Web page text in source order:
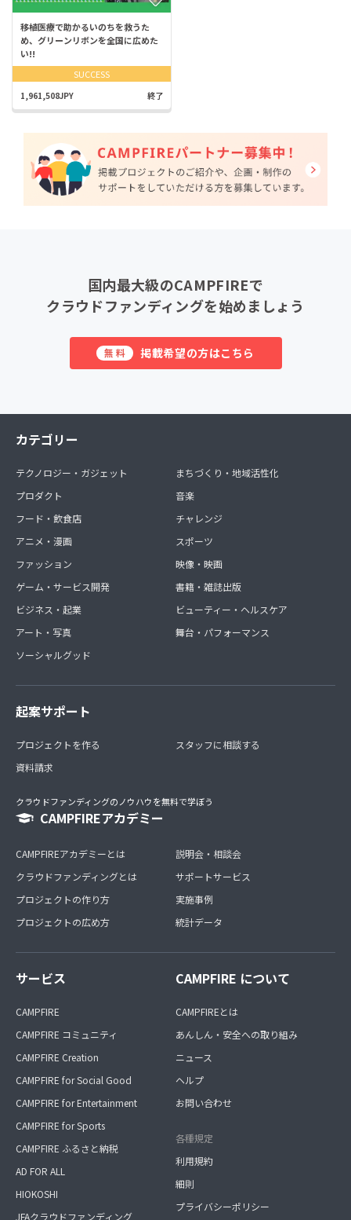
移植医療で助かるいのちを救うた
め、グリーンリボンを全国に広めた
い!!
SUCCESS
1,961,508JPY 終了
国内最大級のCAMPFIREで
クラウドファンディングを始めましょう
無料 掲載希望の方はこちら
カテゴリー
テクノロジー・ガジェット
プロダクト
フード・飲食店
アニメ・漫画
ファッション
ゲーム・サービス開発
ビジネス・起業
アート・写真
ソーシャルグッド
まちづくり・地域活性化
音楽
チャレンジ
スポーツ
映像・映画
書籍・雑誌出版
ビューティー・ヘルスケア
舞台・パフォーマンス
起案サポート
プロジェクトを作る
資料請求
スタッフに相談する
クラウドファンディングのノウハウを無料で学ぼう
CAMPFIREアカデミー
CAMPFIREアカデミーとは
クラウドファンディングとは
プロジェクトの作り方
プロジェクトの広め方
説明会・相談会
サポートサービス
実施事例
統計データ
サービス
CAMPFIRE
CAMPFIRE コミュニティ
CAMPFIRE Creation
CAMPFIRE for Social Good
CAMPFIRE for Entertainment
CAMPFIRE for Sports
CAMPFIRE ふるさと納税
AD FOR ALL
HIOKOSHI
JFAクラウドファンディング
CAMPFIRE について
CAMPFIREとは
あんしん・安全への取り組み
ニュース
ヘルプ
お問い合わせ
各種規定
利用規約
細則
プライバシーポリシー